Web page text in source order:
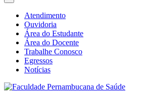
Atendimento
Ouvidoria
Área do Estudante
Área do Docente
Trabalhe Conosco
Egressos
Notícias